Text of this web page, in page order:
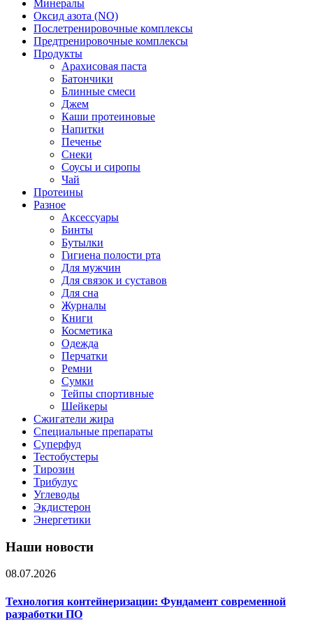
Минералы
Оксид азота (NO)
Послетренировочные комплексы
Предтренировочные комплексы
Продукты
Арахисовая паста
Батончики
Блинные смеси
Джем
Каши протеиновые
Напитки
Печенье
Снеки
Соусы и сиропы
Чай
Протеины
Разное
Аксессуары
Бинты
Бутылки
Гигиена полости рта
Для мужчин
Для связок и суставов
Для сна
Журналы
Книги
Косметика
Одежда
Перчатки
Ремни
Сумки
Тейпы спортивные
Шейкеры
Сжигатели жира
Специальные препараты
Суперфуд
Тестобустеры
Тирозин
Трибулус
Углеводы
Экдистерон
Энергетики
Наши новости
08.07.2026
Технология контейнеризации: Фундамент современной
разработки ПО